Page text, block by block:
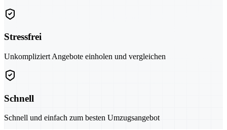
Stressfrei
Unkompliziert Angebote einholen und vergleichen
Schnell
Schnell und einfach zum besten Umzugsangebot